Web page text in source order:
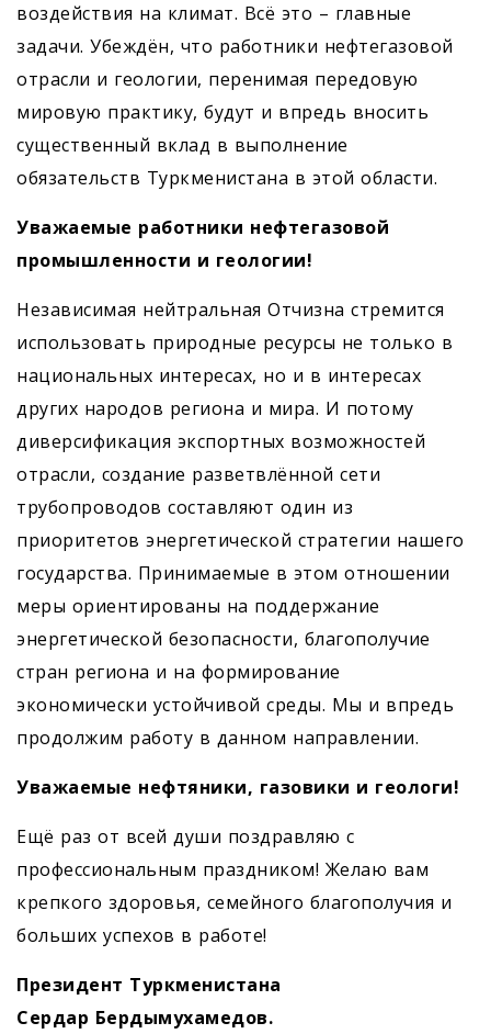
воздействия на климат. Всё это – главные
задачи. Убеждён, что работники нефтегазовой
отрасли и геологии, перенимая передовую
мировую практику, будут и впредь вносить
существенный вклад в выполнение
обязательств Туркменистана в этой области.
Уважаемые работники нефтегазовой
промышленности и геологии!
Независимая нейтральная Отчизна стремится
использовать природные ресурсы не только в
национальных интересах, но и в интересах
других народов региона и мира. И потому
диверсификация экспортных возможностей
отрасли, создание разветвлённой сети
трубопроводов составляют один из
приоритетов энергетической стратегии нашего
государства. Принимаемые в этом отношении
меры ориентированы на поддержание
энергетической безопасности, благополучие
стран региона и на формирование
экономически устойчивой среды. Мы и впредь
продолжим работу в данном направлении.
Уважаемые нефтяники, газовики и геологи!
Ещё раз от всей души поздравляю с
профессиональным праздником! Желаю вам
крепкого здоровья, семейного благополучия и
больших успехов в работе!
Президент Туркменистана
Сердар Бердымухамедов.